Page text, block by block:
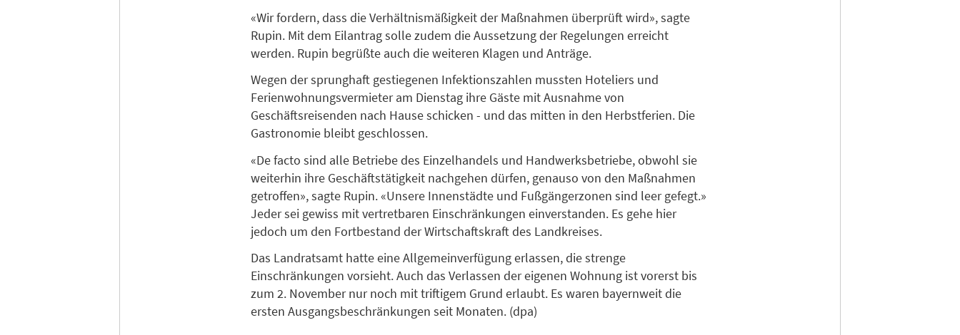
«Wir fordern, dass die Verhältnismäßigkeit der Maßnahmen überprüft wird», sagte
Rupin. Mit dem Eilantrag solle zudem die Aussetzung der Regelungen erreicht
werden. Rupin begrüßte auch die weiteren Klagen und Anträge.
Wegen der sprunghaft gestiegenen Infektionszahlen mussten Hoteliers und
Ferienwohnungsvermieter am Dienstag ihre Gäste mit Ausnahme von
Geschäftsreisenden nach Hause schicken - und das mitten in den Herbstferien. Die
Gastronomie bleibt geschlossen.
«De facto sind alle Betriebe des Einzelhandels und Handwerksbetriebe, obwohl sie
weiterhin ihre Geschäftstätigkeit nachgehen dürfen, genauso von den Maßnahmen
getroffen», sagte Rupin. «Unsere Innenstädte und Fußgängerzonen sind leer gefegt.»
Jeder sei gewiss mit vertretbaren Einschränkungen einverstanden. Es gehe hier
jedoch um den Fortbestand der Wirtschaftskraft des Landkreises.
Das Landratsamt hatte eine Allgemeinverfügung erlassen, die strenge
Einschränkungen vorsieht. Auch das Verlassen der eigenen Wohnung ist vorerst bis
zum 2. November nur noch mit triftigem Grund erlaubt. Es waren bayernweit die
ersten Ausgangsbeschränkungen seit Monaten. (dpa)